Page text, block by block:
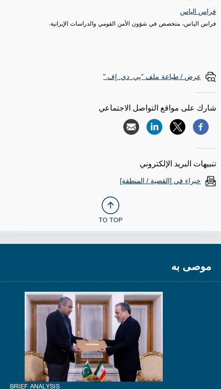
فراس الياس
فراس الياس، متخصص في شؤون الأمن القومي والدراسات الإيرانية.
عرض / طباعة ملف "پي. دي. إف."
شارك على مواقع التواصل الاجتماعي
تنبيهات البريد الإلكتروني
خبراء في [القضية / المنطقة]
TO TOP
موصى به
BRIEF ANALYSIS